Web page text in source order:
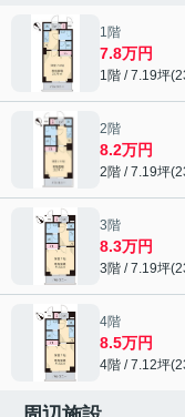
1階
7.8万円
1階 / 7.19坪
2階
8.2万円
2階 / 7.19坪
3階
8.3万円
3階 / 7.19坪
4階
8.5万円
4階 / 7.12坪